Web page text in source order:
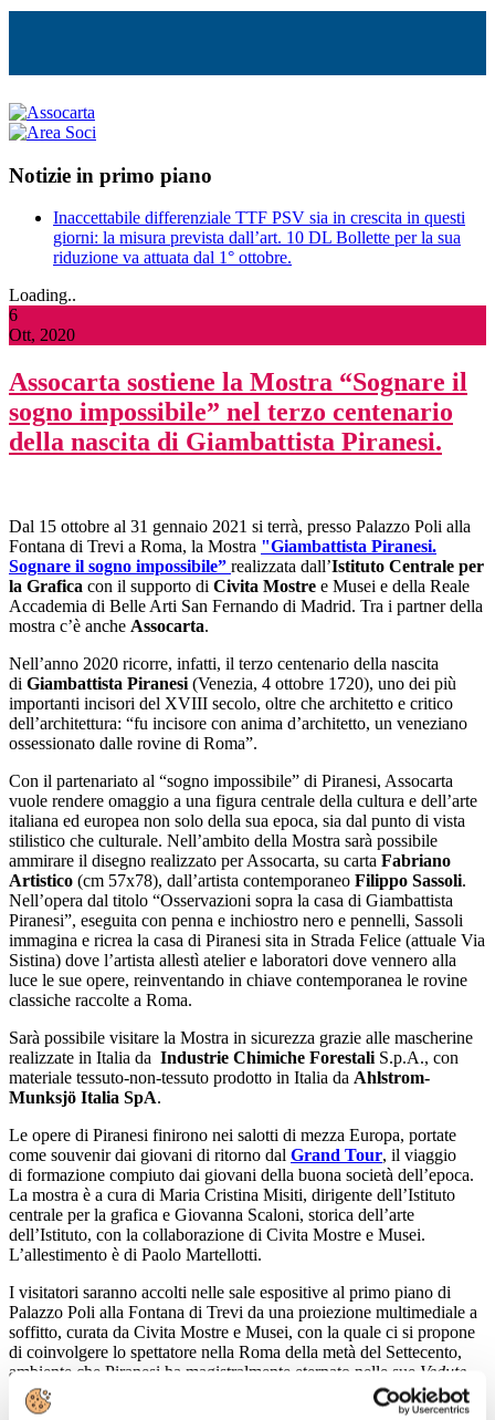
Notizie in primo piano
Inaccettabile differenziale TTF PSV sia in crescita in questi
giorni: la misura prevista dall’art. 10 DL Bollette per la sua
riduzione va attuata dal 1° ottobre.
Loading..
6
Ott, 2020
Assocarta sostiene la Mostra “Sognare il
sogno impossibile” nel terzo centenario
della nascita di Giambattista Piranesi.
Dal 15 ottobre al 31 gennaio 2021 si terrà, presso Palazzo Poli alla
Fontana di Trevi a Roma, la Mostra "Giambattista Piranesi.
Sognare il sogno impossibile” realizzata dall’Istituto Centrale per
la Grafica con il supporto di Civita Mostre e Musei e della Reale
Accademia di Belle Arti San Fernando di Madrid. Tra i partner della
mostra c’è anche Assocarta.
Nell’anno 2020 ricorre, infatti, il terzo centenario della nascita
di Giambattista Piranesi (Venezia, 4 ottobre 1720), uno dei più
importanti incisori del XVIII secolo, oltre che architetto e critico
dell’architettura: “fu incisore con anima d’architetto, un veneziano
ossessionato dalle rovine di Roma”.
Con il partenariato al “sogno impossibile” di Piranesi, Assocarta
vuole rendere omaggio a una figura centrale della cultura e dell’arte
italiana ed europea non solo della sua epoca, sia dal punto di vista
stilistico che culturale. Nell’ambito della Mostra sarà possibile
ammirare il disegno realizzato per Assocarta, su carta Fabriano
Artistico (cm 57x78), dall’artista contemporaneo Filippo Sassoli.
Nell’opera dal titolo “Osservazioni sopra la casa di Giambattista
Piranesi”, eseguita con penna e inchiostro nero e pennelli, Sassoli
immagina e ricrea la casa di Piranesi sita in Strada Felice (attuale Via
Sistina) dove l’artista allestì atelier e laboratori dove vennero alla
luce le sue opere, reinventando in chiave contemporanea le rovine
classiche raccolte a Roma.
Sarà possibile visitare la Mostra in sicurezza grazie alle mascherine
realizzate in Italia da Industrie Chimiche Forestali S.p.A., con
materiale tessuto-non-tessuto prodotto in Italia da Ahlstrom-
Munksjö Italia SpA.
Le opere di Piranesi finirono nei salotti di mezza Europa, portate
come souvenir dai giovani di ritorno dal Grand Tour, il viaggio
di formazione compiuto dai giovani della buona società dell’epoca.
La mostra è a cura di Maria Cristina Misiti, dirigente dell’Istituto
centrale per la grafica e Giovanna Scaloni, storica dell’arte
dell’Istituto, con la collaborazione di Civita Mostre e Musei.
L’allestimento è di Paolo Martellotti.
I visitatori saranno accolti nelle sale espositive al primo piano di
Palazzo Poli alla Fontana di Trevi da una proiezione multimediale a
soffitto, curata da Civita Mostre e Musei, con la quale ci si propone
di coinvolgere lo spettatore nella Roma della metà del Settecento,
ambiente che Piranesi ha magistralmente eternato nelle sue Vedute